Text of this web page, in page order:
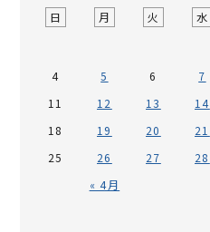
日 月 火 水
« 4月
4
5 6 7
11
12 13 14
18
19 20 21
25
26 27 28